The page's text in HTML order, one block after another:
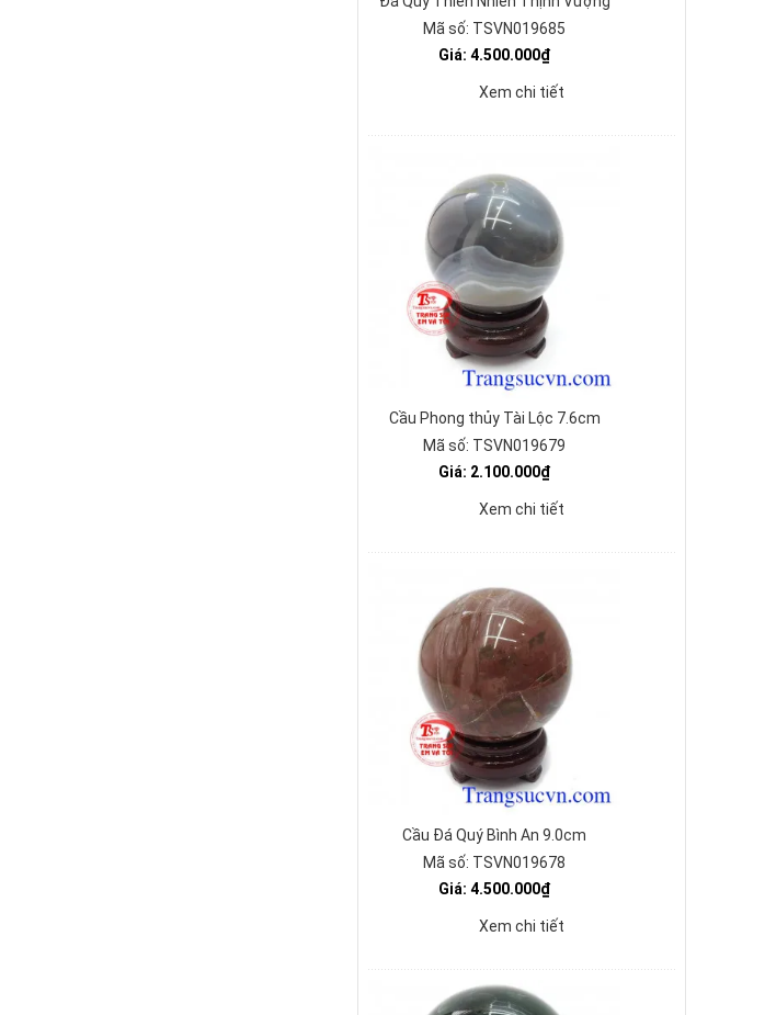
Mã số: TSVN019685
Giá: 4.500.000₫
Xem chi tiết
Cầu Phong thủy Tài Lộc 7.6cm
Mã số: TSVN019679
Giá: 2.100.000₫
Xem chi tiết
Cầu Đá Quý Bình An 9.0cm
Mã số: TSVN019678
Giá: 4.500.000₫
Xem chi tiết